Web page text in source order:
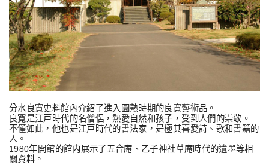
分水良寬史料館內介紹了進入圓熟時期的良寬藝術品。
良寬是江戸時代的名僧侶，熱愛自然和孩子，受到人們的崇敬。
不僅如此，他也是江戸時代的書法家，是極其喜愛詩、歌和書籍的
人。
1980年開館的館内展示了五合庵、乙子神社草庵時代的遺墨等相
關資料。